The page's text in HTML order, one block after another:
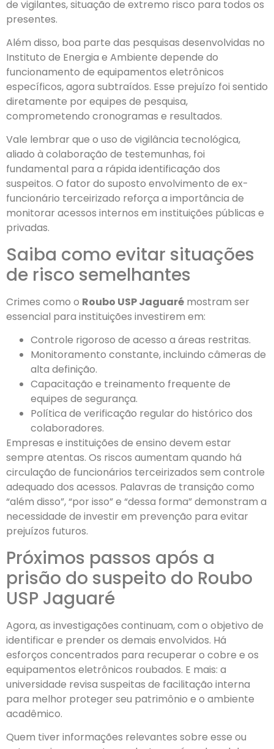
de vigilantes, situação de extremo risco para todos os
presentes.
Além disso, boa parte das pesquisas desenvolvidas no
Instituto de Energia e Ambiente depende do
funcionamento de equipamentos eletrônicos
específicos, agora subtraídos. Esse prejuízo foi sentido
diretamente por equipes de pesquisa,
comprometendo cronogramas e resultados.
Vale lembrar que o uso de vigilância tecnológica,
aliado à colaboração de testemunhas, foi
fundamental para a rápida identificação dos
suspeitos. O fator do suposto envolvimento de ex-
funcionário terceirizado reforça a importância de
monitorar acessos internos em instituições públicas e
privadas.
Saiba como evitar situações
de risco semelhantes
Crimes como o Roubo USP Jaguaré mostram ser
essencial para instituições investirem em:
Controle rigoroso de acesso a áreas restritas.
Monitoramento constante, incluindo câmeras de
alta definição.
Capacitação e treinamento frequente de
equipes de segurança.
Política de verificação regular do histórico dos
colaboradores.
Empresas e instituições de ensino devem estar
sempre atentas. Os riscos aumentam quando há
circulação de funcionários terceirizados sem controle
adequado dos acessos. Palavras de transição como
“além disso”, “por isso” e “dessa forma” demonstram a
necessidade de investir em prevenção para evitar
prejuízos futuros.
Próximos passos após a
prisão do suspeito do Roubo
USP Jaguaré
Agora, as investigações continuam, com o objetivo de
identificar e prender os demais envolvidos. Há
esforços concentrados para recuperar o cobre e os
equipamentos eletrônicos roubados. E mais: a
universidade revisa suspeitas de facilitação interna
para melhor proteger seu patrimônio e o ambiente
acadêmico.
Quem tiver informações relevantes sobre esse ou